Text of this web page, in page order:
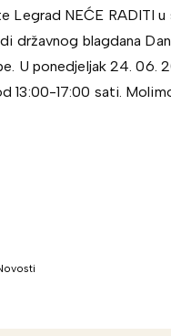
Legrad NEĆE RADITI u
državnog blagdana
U ponedjeljak 24. 06.
13:00-17:00 sati.